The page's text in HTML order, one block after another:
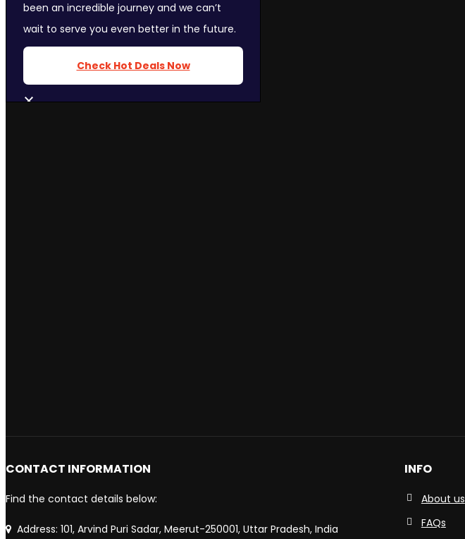
been an incredible journey and we can’t
wait to serve you even better in the future.
Check Hot Deals Now
CLOSE
CONTACT INFORMATION
Find the contact details below:
Address: 101, Arvind Puri Sadar, Meerut-250001, Uttar Pradesh, India
INFO
About us
FAQs